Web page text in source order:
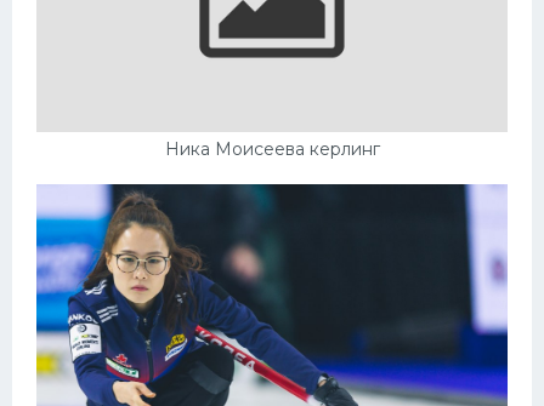
Ника Моисеева керлинг